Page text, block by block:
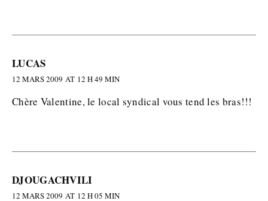
LUCAS
12 MARS 2009 AT 12 H 49 MIN
Chère Valentine, le local syndical vous tend les bras!!!
DJOUGACHVILI
12 MARS 2009 AT 12 H 05 MIN